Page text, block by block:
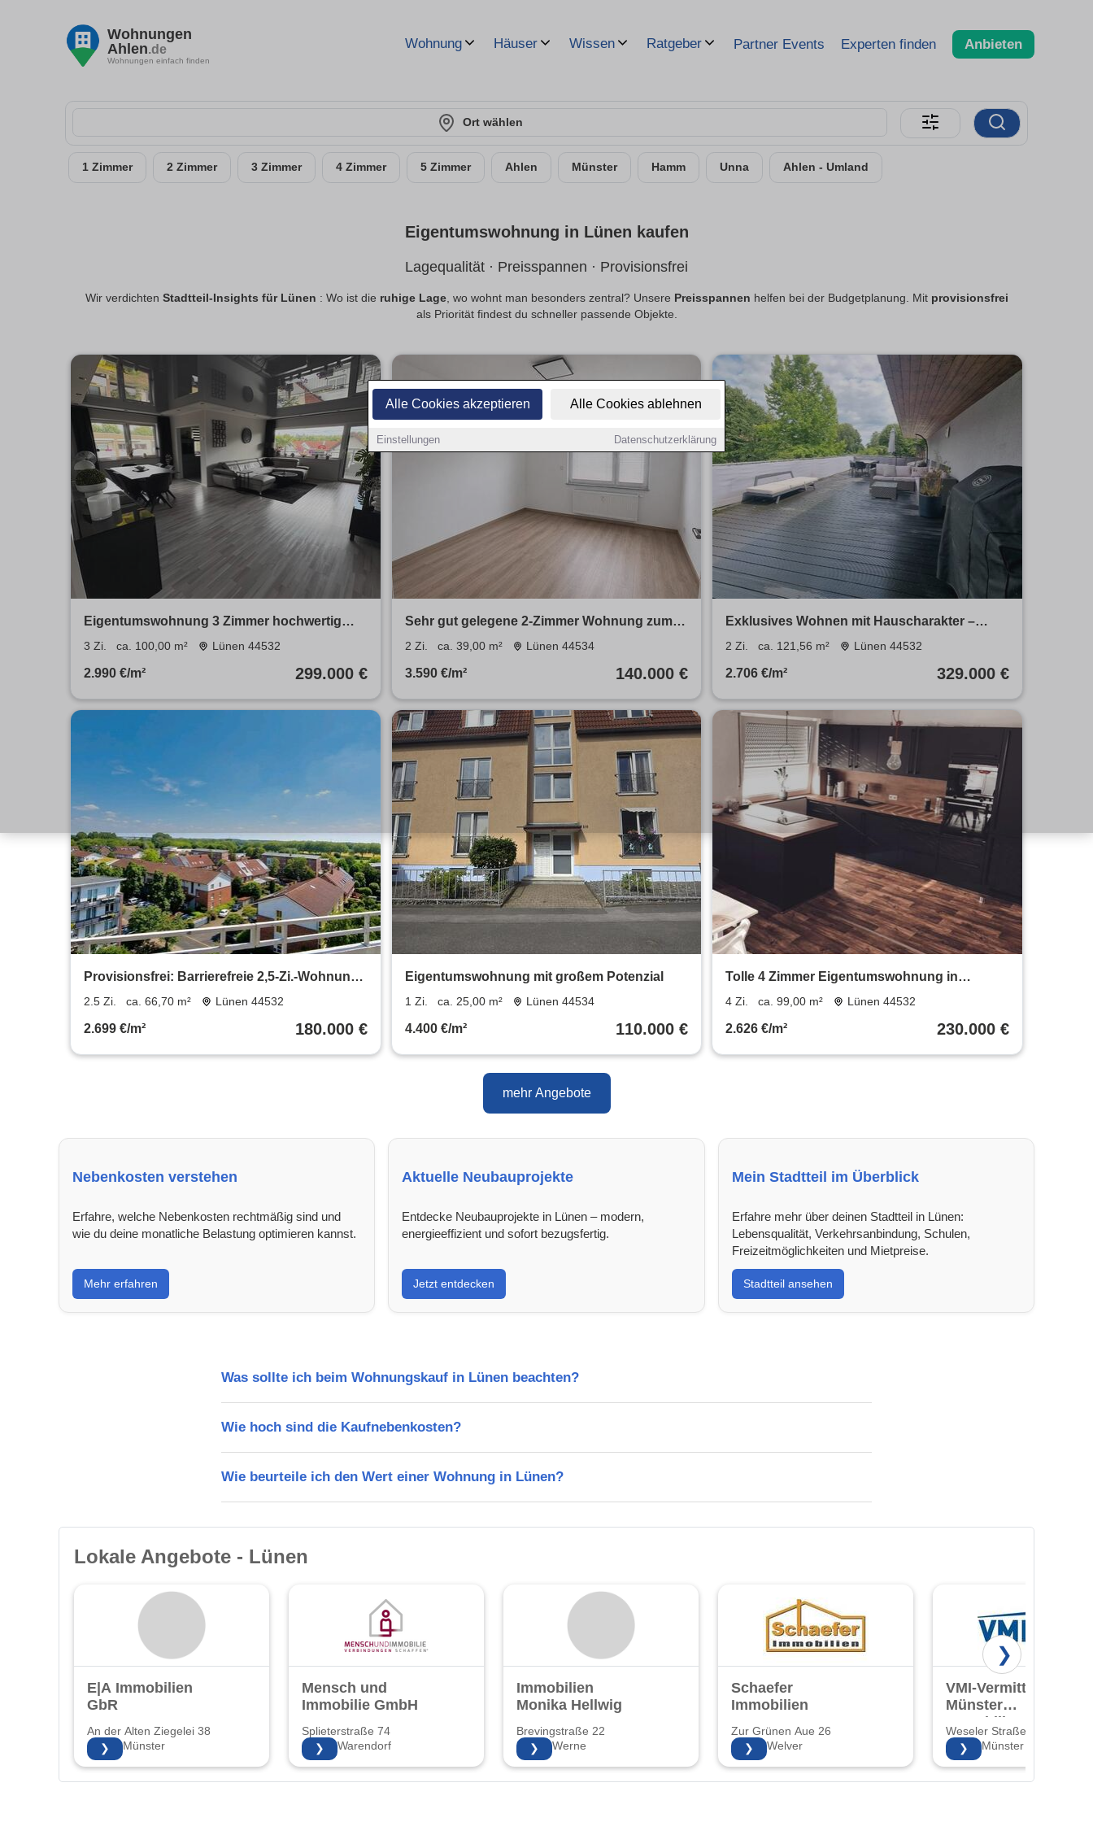
Alle Cookies akzeptieren Alle Cookies ablehnen
Einstellungen Datenschutzerklärung
Wohnungen
Ahlen.de
Wohnungen einfach finden
Wohnung Häuser Wissen Ratgeber Partner Events Experten finden Anbieten
Ort wählen
1 Zimmer 2 Zimmer 3 Zimmer 4 Zimmer 5 Zimmer Ahlen Münster Hamm Unna Ahlen - Umland
Eigentumswohnung in Lünen kaufen
Lagequalität · Preisspannen · Provisionsfrei
Wir verdichten Stadtteil-Insights für Lünen : Wo ist die ruhige Lage, wo wohnt man besonders zentral? Unsere Preisspannen helfen bei der Budgetplanung. Mit provisionsfrei
als Priorität findest du schneller passende Objekte.
Eigentumswohnung 3 Zimmer hochwertig
saniert Privatverkauf
3 Zi. ca. 100,00 m² Lünen 44532
2.990 €/m² 299.000 €
Sehr gut gelegene 2-Zimmer Wohnung zum
Verkaf
2 Zi. ca. 39,00 m² Lünen 44534
3.590 €/m² 140.000 €
Exklusives Wohnen mit Hauscharakter –
Neubauwohnung mit XXL-Terra
2 Zi. ca. 121,56 m² Lünen 44532
2.706 €/m² 329.000 €
Provisionsfrei: Barrierefreie 2,5-Zi.-Wohnung
mit 20m² Terrasse
2.5 Zi. ca. 66,70 m² Lünen 44532
2.699 €/m² 180.000 €
Eigentumswohnung mit großem Potenzial
1 Zi. ca. 25,00 m² Lünen 44534
4.400 €/m² 110.000 €
Tolle 4 Zimmer Eigentumswohnung in
Altlünen
4 Zi. ca. 99,00 m² Lünen 44532
2.626 €/m² 230.000 €
mehr Angebote
Nebenkosten verstehen
Erfahre, welche Nebenkosten rechtmäßig sind und
wie du deine monatliche Belastung optimieren kannst.
Mehr erfahren
Aktuelle Neubauprojekte
Entdecke Neubauprojekte in Lünen – modern,
energieeffizient und sofort bezugsfertig.
Jetzt entdecken
Mein Stadtteil im Überblick
Erfahre mehr über deinen Stadtteil in Lünen:
Lebensqualität, Verkehrsanbindung, Schulen,
Freizeitmöglichkeiten und Mietpreise.
Stadtteil ansehen
Was sollte ich beim Wohnungskauf in Lünen beachten?
Wie hoch sind die Kaufnebenkosten?
Wie beurteile ich den Wert einer Wohnung in Lünen?
Lokale Angebote - Lünen
E|A Immobilien
GbR
An der Alten Ziegelei 38
48157 Münster
❯
Mensch und
Immobilie GmbH
Splieterstraße 74
48231 Warendorf
❯
Immobilien
Monika Hellwig
Brevingstraße 22
59368 Werne
❯
Schaefer
Immobilien
Zur Grünen Aue 26
59514 Welver
❯
VMI-Vermittlung
Münster
Immobilien GmbH
& Co.KG
Weseler Straße 253
48151 Münster
❯
❯